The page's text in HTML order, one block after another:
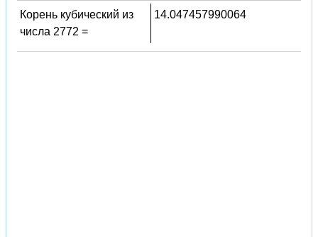
Корень кубический из
числа 2772 =
14.047457990064